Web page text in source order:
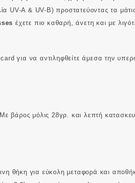
UV-A & UV-B) προστατεύοντας τα
έχετε πιο καθαρή, άνετη και με
για να αντιληφθείτε άμεσα την
βάρος μόλις 28γρ. και λεπτή
θήκη για εύκολη μεταφορά και